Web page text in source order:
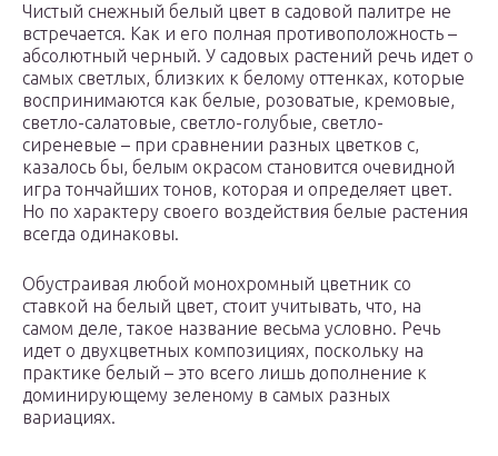
Чистый снежный белый цвет в садовой палитре не
встречается. Как и его полная противоположность –
абсолютный черный. У садовых растений речь идет о
самых светлых, близких к белому оттенках, которые
воспринимаются как белые, розоватые, кремовые,
светло-салатовые, светло-голубые, светло-
сиреневые – при сравнении разных цветков с,
казалось бы, белым окрасом становится очевидной
игра тончайших тонов, которая и определяет цвет.
Но по характеру своего воздействия белые растения
всегда одинаковы.
Обустраивая любой монохромный цветник со
ставкой на белый цвет, стоит учитывать, что, на
самом деле, такое название весьма условно. Речь
идет о двухцветных композициях, поскольку на
практике белый – это всего лишь дополнение к
доминирующему зеленому в самых разных
вариациях.